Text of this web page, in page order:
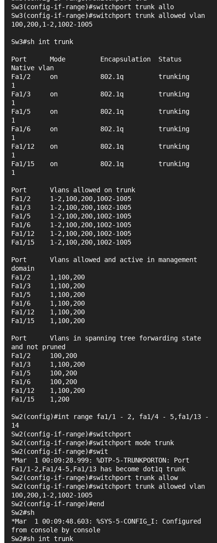
Sw3(config-if-range)#switchport trunk allo
Sw3(config-if-range)#switchport trunk allowed vlan
100,200,1-2,1002-1005
Sw3#sh int trunk
Port      Mode         Encapsulation  Status
Native vlan
Fa1/2     on           802.1q         trunking
1
Fa1/3     on           802.1q         trunking
1
Fa1/5     on           802.1q         trunking
1
Fa1/6     on           802.1q         trunking
1
Fa1/12    on           802.1q         trunking
1
Fa1/15    on           802.1q         trunking
1
Port      Vlans allowed on trunk
Fa1/2     1-2,100,200,1002-1005
Fa1/3     1-2,100,200,1002-1005
Fa1/5     1-2,100,200,1002-1005
Fa1/6     1-2,100,200,1002-1005
Fa1/12    1-2,100,200,1002-1005
Fa1/15    1-2,100,200,1002-1005
Port      Vlans allowed and active in management
domain
Fa1/2     1,100,200
Fa1/3     1,100,200
Fa1/5     1,100,200
Fa1/6     1,100,200
Fa1/12    1,100,200
Fa1/15    1,100,200
Port      Vlans in spanning tree forwarding state
and not pruned
Fa1/2     100,200
Fa1/3     1,100,200
Fa1/5     100,200
Fa1/6     100,200
Fa1/12    1,100,200
Fa1/15    1,200
Sw2(config)#int range fa1/1 - 2, fa1/4 - 5,fa1/13 -
14
Sw2(config-if-range)#switchport
Sw2(config-if-range)#switchport mode trunk
Sw2(config-if-range)#swit
*Mar  1 00:09:28.999: %DTP-5-TRUNKPORTON: Port
Fa1/1-2,Fa1/4-5,Fa1/13 has become dot1q trunk
Sw2(config-if-range)#switchport trunk allow
Sw2(config-if-range)#switchport trunk allowed vlan
100,200,1-2,1002-1005
Sw2(config-if-range)#end
Sw2#sh
*Mar  1 00:09:48.603: %SYS-5-CONFIG_I: Configured
from console by console
Sw2#sh int trunk